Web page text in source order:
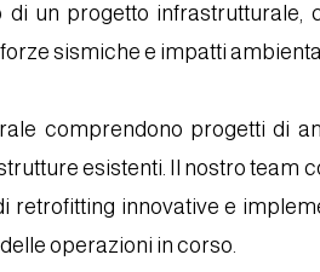
un progetto
sismiche e impatti
comprendono progetti di
esistenti. Il nostro
retrofitting innovative e
operazioni in corso.